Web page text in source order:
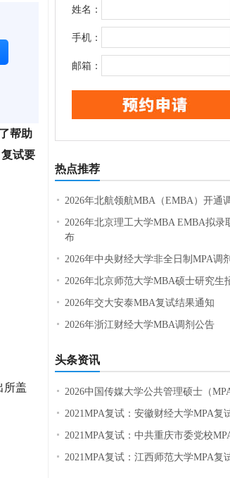
帮助
试要
所盖
姓名：
手机：
邮箱：
热点推荐
2026年北航领航MBA（EMBA）开通
2026年北京理工大学MBA EMBA拟录
布
2026年中央财经大学非全日制MPA调
2026年北京师范大学MBA硕士研究生
2026年交大安泰MBA复试结果通知
2026年浙江财经大学MBA调剂公告
头条资讯
2026中国传媒大学公共管理硕士（
2021MPA复试：安徽财经大学MPA复
2021MPA复试：中共重庆市委党校
2021MPA复试：江西师范大学MPA复